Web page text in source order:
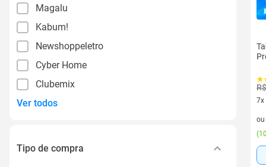
Magalu
Kabum!
Newshoppeletro
Cyber Home
Clubemix
Ver todos
Tipo de compra
7x
7
ou
(